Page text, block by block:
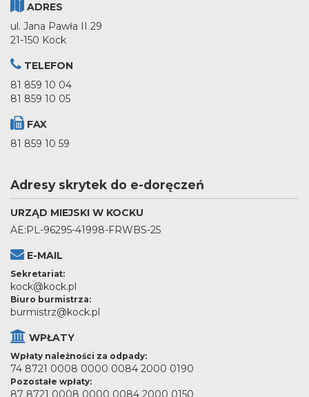
ADRES
ul. Jana Pawła II 29
21-150 Kock
TELEFON
81 859 10 04
81 859 10 05
FAX
81 859 10 59
Adresy skrytek do e-doręczeń
URZĄD MIEJSKI W KOCKU
AE:PL-96295-41998-FRWBS-25
E-MAIL
Sekretariat:
kock@kock.pl
Biuro burmistrza:
burmistrz@kock.pl
WPŁATY
Wpłaty należności za odpady:
74 8721 0008 0000 0084 2000 0190
Pozostałe wpłaty:
87 8721 0008 0000 0084 2000 0150